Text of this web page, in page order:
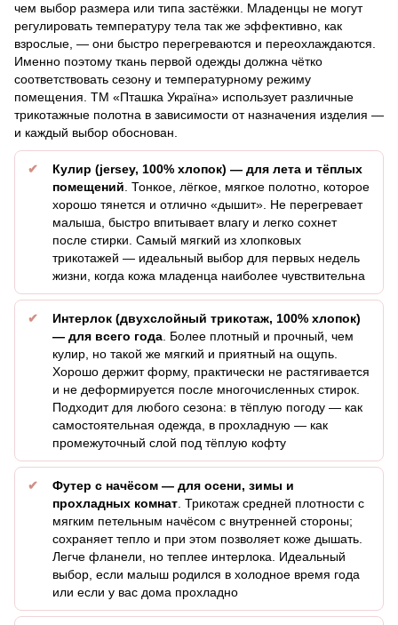
чем выбор размера или типа застёжки. Младенцы не могут
регулировать температуру тела так же эффективно, как
взрослые, — они быстро перегреваются и переохлаждаются.
Именно поэтому ткань первой одежды должна чётко
соответствовать сезону и температурному режиму
помещения. ТМ «Пташка Україна» использует различные
трикотажные полотна в зависимости от назначения изделия —
и каждый выбор обоснован.
Кулир (jersey, 100% хлопок) — для лета и тёплых
помещений. Тонкое, лёгкое, мягкое полотно, которое
хорошо тянется и отлично «дышит». Не перегревает
малыша, быстро впитывает влагу и легко сохнет
после стирки. Самый мягкий из хлопковых
трикотажей — идеальный выбор для первых недель
жизни, когда кожа младенца наиболее чувствительна
Интерлок (двухслойный трикотаж, 100% хлопок)
— для всего года. Более плотный и прочный, чем
кулир, но такой же мягкий и приятный на ощупь.
Хорошо держит форму, практически не растягивается
и не деформируется после многочисленных стирок.
Подходит для любого сезона: в тёплую погоду — как
самостоятельная одежда, в прохладную — как
промежуточный слой под тёплую кофту
Футер с начёсом — для осени, зимы и
прохладных комнат. Трикотаж средней плотности с
мягким петельным начёсом с внутренней стороны;
сохраняет тепло и при этом позволяет коже дышать.
Легче фланели, но теплее интерлока. Идеальный
выбор, если малыш родился в холодное время года
или если у вас дома прохладно